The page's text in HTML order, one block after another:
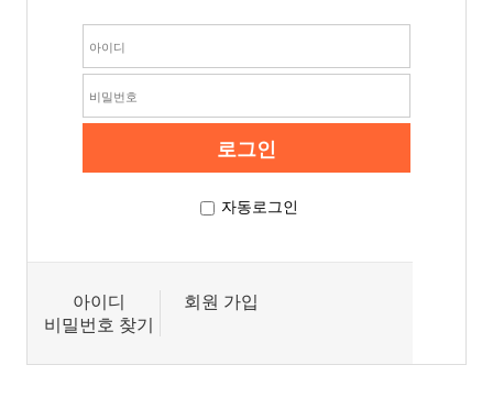
자동로그인
아이디
비밀번호 찾기
회원 가입